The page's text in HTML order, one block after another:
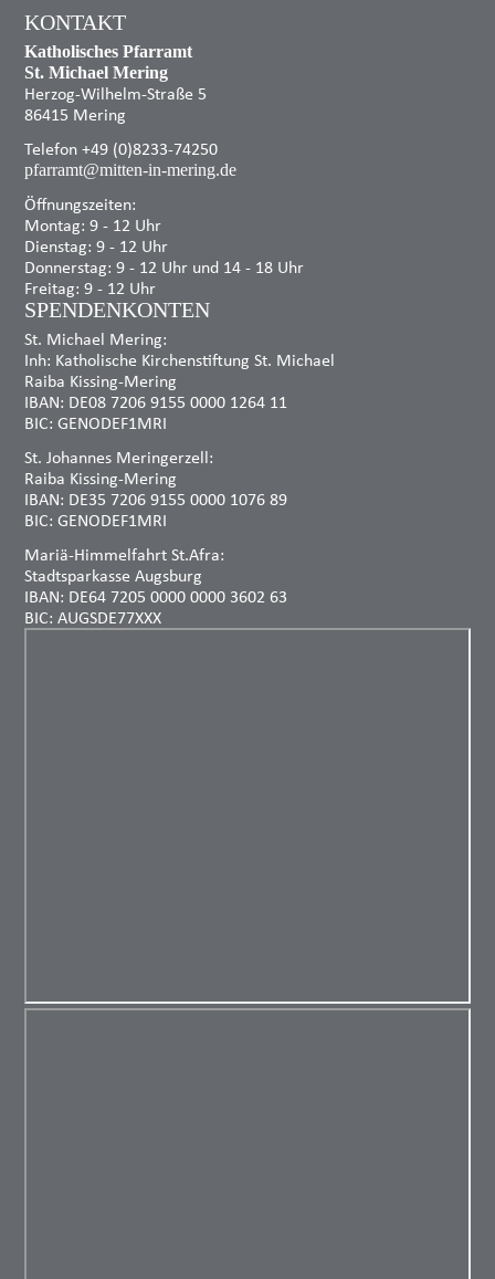
KONTAKT
Katholisches Pfarramt
St. Michael Mering
Herzog-Wilhelm-Straße 5
86415 Mering
Telefon +49 (0)8233-74250
pfarramt@mitten-in-mering.de
Öffnungszeiten:
Montag: 9 - 12 Uhr
Dienstag: 9 - 12 Uhr
Donnerstag: 9 - 12 Uhr und 14 - 18 Uhr
Freitag: 9 - 12 Uhr
SPENDENKONTEN
St. Michael Mering:
Inh: Katholische Kirchenstiftung St. Michael
Raiba Kissing-Mering
IBAN: DE08 7206 9155 0000 1264 11
BIC: GENODEF1MRI
St. Johannes Meringerzell:
Raiba Kissing-Mering
IBAN: DE35 7206 9155 0000 1076 89
BIC: GENODEF1MRI
Mariä-Himmelfahrt St.Afra:
Stadtsparkasse Augsburg
IBAN: DE64 7205 0000 0000 3602 63
BIC: AUGSDE77XXX